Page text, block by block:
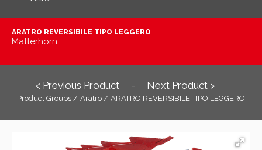
ARATRO REVERSIBILE TIPO LEGGERO
Matterhorn
< Previous Product - Next Product >
Product Groups / Aratro / ARATRO REVERSIBILE TIPO LEGGERO